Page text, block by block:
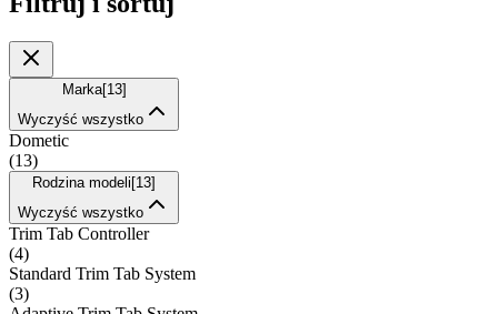
Marka[13]
Wyczyść wszystko
Dometic
(13)
Rodzina modeli [13]
Wyczyść wszystko
Trim Tab Controller
(4)
Standard Trim Tab System
(3)